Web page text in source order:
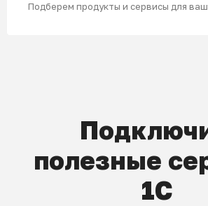
Подберем продукты и сервисы для
полезные
1С